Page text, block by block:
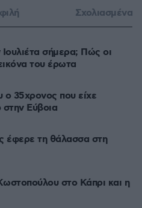
Σχολιασμένα
σήμερα; Πώς οι
του έρωτα
35χρονος που είχε
Εύβοια
έφερε τη θάλασσα στη
στο Κάπρι και η